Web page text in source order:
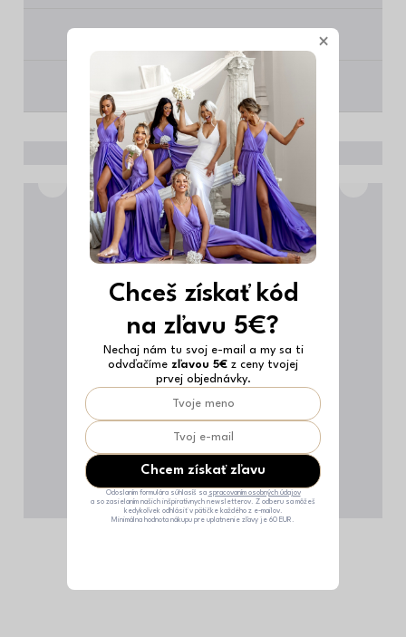
________ ×
Chceš získať kód
na zľavu 5€?
Nechaj nám tu svoj e-mail a my sa ti
odvďačíme zľavou 5€ z ceny tvojej
prvej objednávky.
Chcem získať zľavu
Odoslaním formulára súhlasíš sa spracovaním osobných údajov
a so zasielaním našich inšpiratívnych newsletterov. Z odberu sa môžeš
kedykoľvek odhlásiť v pätičke každého z e-mailov.
Minimálna hodnota nákupu pre uplatnenie zľavy je 60 EUR.